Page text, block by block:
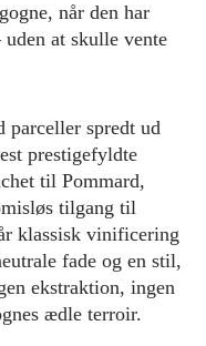
når den har
at skulle vente
parceller spredt ud
prestigefyldte
til Pommard,
tilgang til
klassisk vinificering
fade og en stil,
ekstraktion, ingen
ædle terroir.